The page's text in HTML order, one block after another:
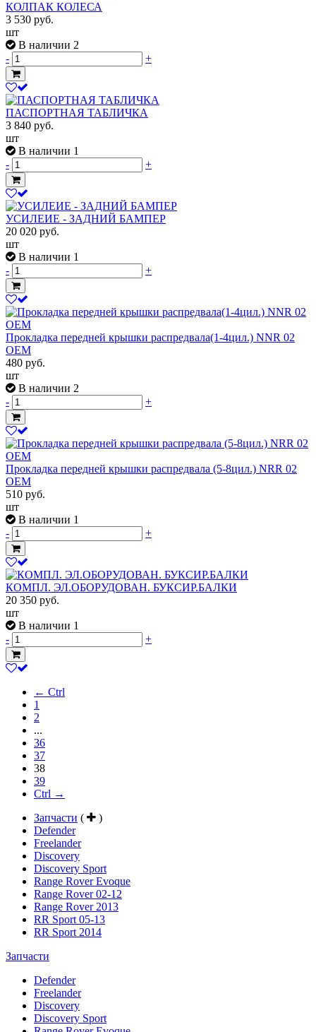
КОЛПАК КОЛЕСА
3 530 руб.
шт
В наличии 2
-
+
ПАСПОРТНАЯ ТАБЛИЧКА
3 840 руб.
шт
В наличии 1
-
+
УСИЛЕИЕ - ЗАДНИЙ БАМПЕР
20 020 руб.
шт
В наличии 1
-
+
Прокладка передней крышки распредвала(1-4цил.) NNR 02
OEM
480 руб.
шт
В наличии 2
-
+
Прокладка передней крышки распредвала (5-8цил.) NRR 02
OEM
510 руб.
шт
В наличии 1
-
+
КОМПЛ. ЭЛ.ОБОРУДОВАН. БУКСИР.БАЛКИ
20 350 руб.
шт
В наличии 1
-
+
← Ctrl
1
2
...
36
37
38
39
Ctrl →
Запчасти (
)
Defender
Freelander
Discovery
Discovery Sport
Range Rover Evoque
Range Rover 02-12
Range Rover 2013
RR Sport 05-13
RR Sport 2014
Запчасти
Defender
Freelander
Discovery
Discovery Sport